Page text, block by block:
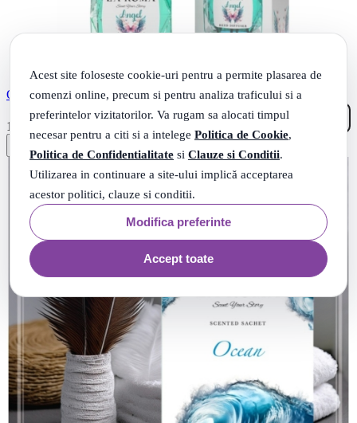
Acest site foloseste cookie-uri pentru a permite plasarea de
comenzi online, precum si pentru analiza traficului si a
preferintelor vizitatorilor. Va rugam sa alocati timpul
necesar pentru a citi si a intelege Politica de Cookie,
Politica de Confidentialitate si Clauze si Conditii.
Utilizarea in continuare a site-ului implică acceptarea
acestor politici, clauze si conditii.
Modifica preferinte
Accept toate
Odorizant de camera Melek (Angel), 130 ml, La Roma
16 26